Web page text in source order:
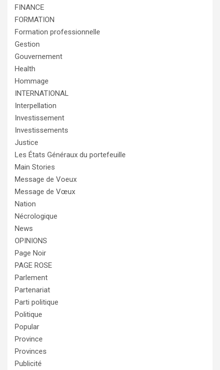
FINANCE
FORMATION
Formation professionnelle
Gestion
Gouvernement
Health
Hommage
INTERNATIONAL
Interpellation
Investissement
Investissements
Justice
Les États Généraux du portefeuille
Main Stories
Message de Voeux
Message de Vœux
Nation
Nécrologique
News
OPINIONS
Page Noir
PAGE ROSE
Parlement
Partenariat
Parti politique
Politique
Popular
Province
Provinces
Publicité